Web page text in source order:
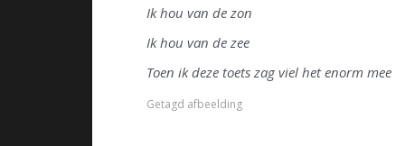
Ik hou van de zon
Ik hou van de zee
Toen ik deze toets zag viel het enorm mee
Getagd afbeelding